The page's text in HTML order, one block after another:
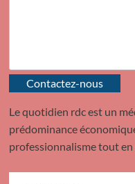
Contactez-nous
Le quotidien rdc est un
prédominance
professionnalisme tout en